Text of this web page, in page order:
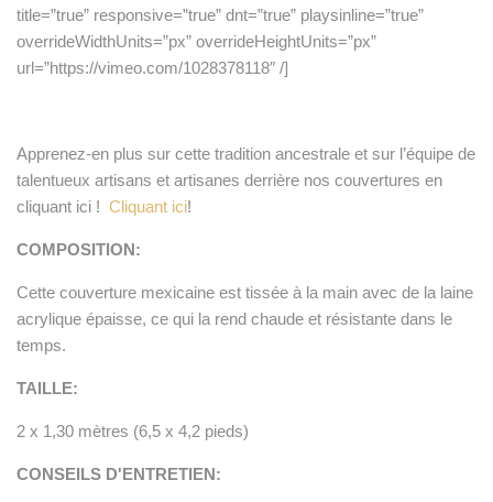
title=”true” responsive=”true” dnt=”true” playsinline=”true”
overrideWidthUnits=”px” overrideHeightUnits=”px”
url=”https://vimeo.com/1028378118″ /]
Apprenez-en plus sur cette tradition ancestrale et sur l’équipe de
talentueux artisans et artisanes derrière nos couvertures en
cliquant ici ! Cliquant ici!
COMPOSITION:
Cette couverture mexicaine est tissée à la main avec de la laine
acrylique épaisse, ce qui la rend chaude et résistante dans le
temps.
TAILLE:
2 x 1,30 mètres (6,5 x 4,2 pieds)
CONSEILS D'ENTRETIEN: